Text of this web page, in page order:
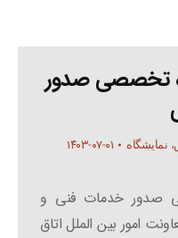
تخصصی صدور
نمایشگاه ۱۴۰۳-۰۷-۰۱
صدور خدمات فنی و
امور بین الملل اتاق